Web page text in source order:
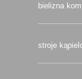
bielizna
stroje